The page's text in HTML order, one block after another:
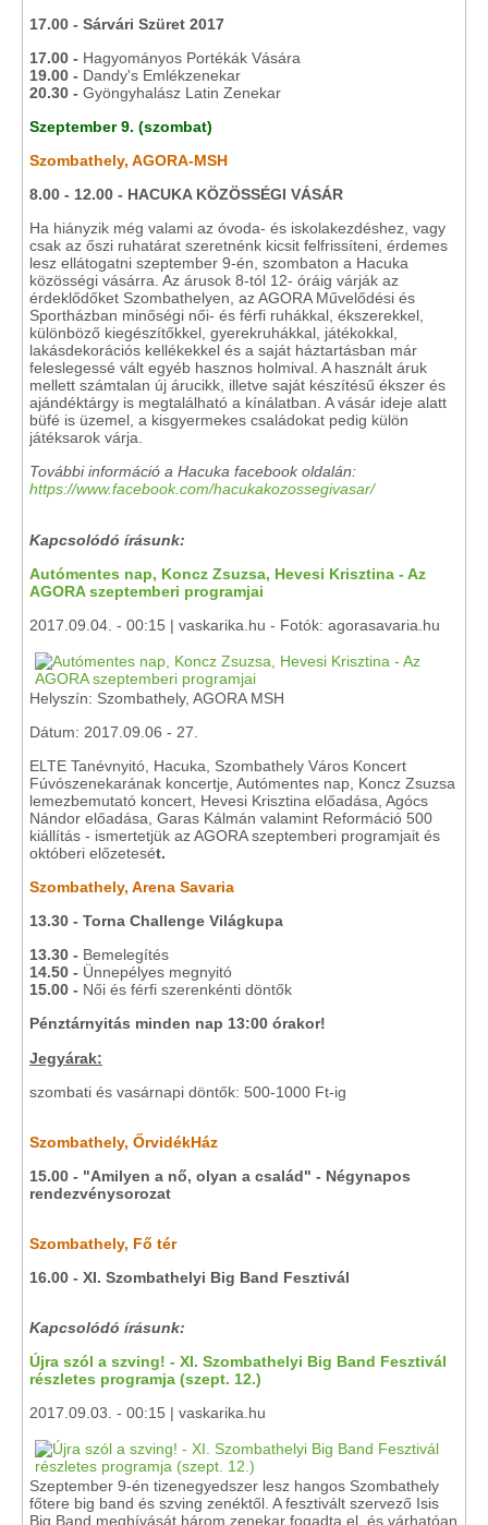
17.00 - Sárvári Szüret 2017
17.00 - Hagyományos Portékák Vására
19.00 - Dandy's Emlékzenekar
20.30 - Gyöngyhalász Latin Zenekar
Szeptember 9. (szombat)
Szombathely, AGORA-MSH
8.00 - 12.00 - HACUKA KÖZÖSSÉGI VÁSÁR
Ha hiányzik még valami az óvoda- és iskolakezdéshez, vagy
csak az őszi ruhatárat szeretnénk kicsit felfrissíteni, érdemes
lesz ellátogatni szeptember 9-én, szombaton a Hacuka
közösségi vásárra. Az árusok 8-tól 12- óráig várják az
érdeklődőket Szombathelyen, az AGORA Művelődési és
Sportházban minőségi női- és férfi ruhákkal, ékszerekkel,
különböző kiegészítőkkel, gyerekruhákkal, játékokkal,
lakásdekorációs kellékekkel és a saját háztartásban már
feleslegessé vált egyéb hasznos holmival. A használt áruk
mellett számtalan új árucikk, illetve saját készítésű ékszer és
ajándéktárgy is megtalálható a kínálatban. A vásár ideje alatt
büfé is üzemel, a kisgyermekes családokat pedig külön
játéksarok várja.
További információ a Hacuka facebook oldalán:
https://www.facebook.com/hacukakozossegivasar/
Kapcsolódó írásunk:
Autómentes nap, Koncz Zsuzsa, Hevesi Krisztina - Az
AGORA szeptemberi programjai
2017.09.04. - 00:15 | vaskarika.hu - Fotók: agorasavaria.hu
Helyszín: Szombathely, AGORA MSH
Dátum: 2017.09.06 - 27.
ELTE Tanévnyitó, Hacuka, Szombathely Város Koncert
Fúvószenekarának koncertje, Autómentes nap, Koncz Zsuzsa
lemezbemutató koncert, Hevesi Krisztina előadása, Agócs
Nándor előadása, Garas Kálmán valamint Reformáció 500
kiállítás - ismertetjük az AGORA szeptemberi programjait és
októberi előzetesét.
Szombathely, Arena Savaria
13.30 - Torna Challenge Világkupa
13.30 - Bemelegítés
14.50 - Ünnepélyes megnyitó
15.00 - Női és férfi szerenkénti döntők
Pénztárnyitás minden nap 13:00 órakor!
Jegyárak:
szombati és vasárnapi döntők: 500-1000 Ft-ig
Szombathely, ŐrvidékHáz
15.00 - "Amilyen a nő, olyan a család" - Négynapos
rendezvénysorozat
Szombathely, Fő tér
16.00 - XI. Szombathelyi Big Band Fesztivál
Kapcsolódó írásunk:
Újra szól a szving! - XI. Szombathelyi Big Band Fesztivál
részletes programja (szept. 12.)
2017.09.03. - 00:15 | vaskarika.hu
Szeptember 9-én tizenegyedszer lesz hangos Szombathely
főtere big band és szving zenéktől. A fesztivált szervező Isis
Big Band meghívását három zenekar fogadta el, és várhatóan